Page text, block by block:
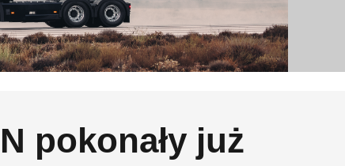
pokonały już